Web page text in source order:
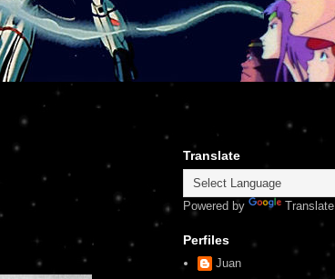
Translate
Powered by Translate
Perfiles
Juan